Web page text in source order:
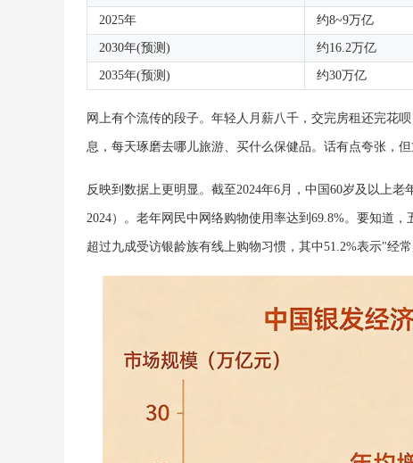
2025年 约8~9万亿
2030年(预测) 约16.2万亿
2035年(预测) 约30万亿
网上有个流传的段子。年轻人月薪八千，交完房租还完花
息，每天琢磨去哪儿旅游、买什么保健品。话有点夸张，但
反映到数据上更明显。截至2024年6月，中国60岁及以上
2024）。老年网民中网络购物使用率达到69.8%。要知道
超过九成受访银龄族有线上购物习惯，其中51.2%表示"经常